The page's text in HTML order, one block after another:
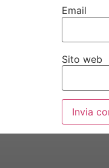
Email
Sito web